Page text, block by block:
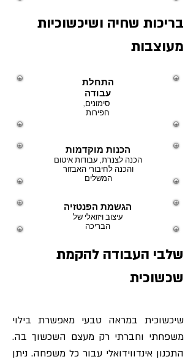
בריכות שחיה ושיכשוכיות
מעוצבות
התחלת
עבודה
סימונים,
חפירות
הכנות מוקדמות
הכנה לצנרת, עבודות איטום
והכנה לחיבורי האבזור
המשלים
הגשמת הפנטזיה
עיצוב ויזואלי של
הבריכה
שלבי העבודה להקמת
שכשוכית
שיכשוכית במראה טבעי מאפשרת בילוי
משפחתי וחברתי רק מעצם השכשוך בה.
התכנון אינדווידואלי עבור כל משפחה. ניתן